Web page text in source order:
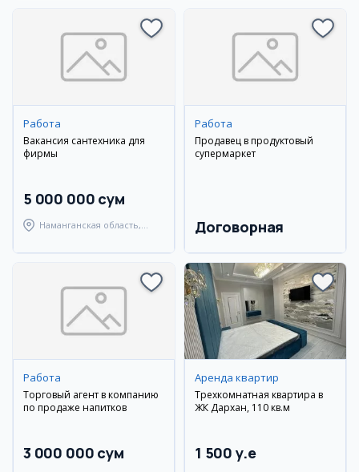
Работа
Вакансия сантехника для
фирмы
5 000 000 сум
Наманганская область,
Работа
Продавец в продуктовый
супермаркет
Договорная
Работа
Торговый агент в компанию
по продаже напитков
3 000 000 сум
Аренда квартир
Трехкомнатная квартира в
ЖК Дархан, 110 кв.м
1 500 y.e